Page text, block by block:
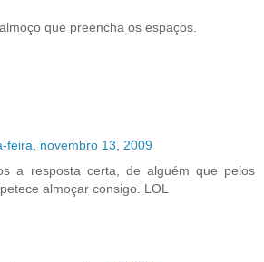
que preencha os espaços.
feira, novembro 13, 2009
a resposta certa, de alguém que pelos
almoçar consigo. LOL